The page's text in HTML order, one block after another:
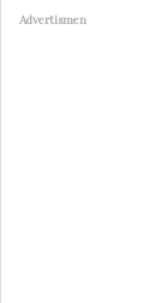
Advertismen